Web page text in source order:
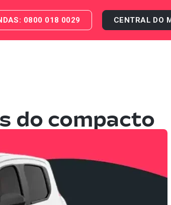
0800 018 0029 CENTRAL DO
do compacto